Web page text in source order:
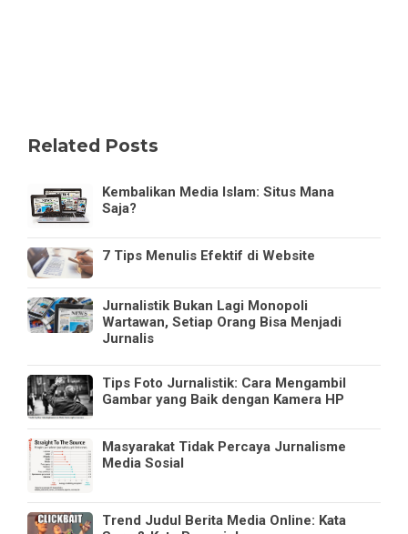
Related Posts
Kembalikan Media Islam: Situs Mana
Saja?
7 Tips Menulis Efektif di Website
Jurnalistik Bukan Lagi Monopoli
Wartawan, Setiap Orang Bisa Menjadi
Jurnalis
Tips Foto Jurnalistik: Cara Mengambil
Gambar yang Baik dengan Kamera HP
Masyarakat Tidak Percaya Jurnalisme
Media Sosial
Trend Judul Berita Media Online: Kata